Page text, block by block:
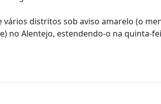
vários distritos sob aviso amarelo (o
no Alentejo, estendendo-o na quinta-